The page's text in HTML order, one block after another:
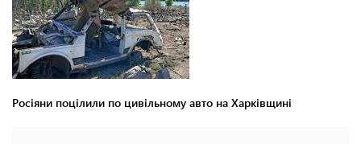
Росіяни поцілили по цивільному авто на Харківщині